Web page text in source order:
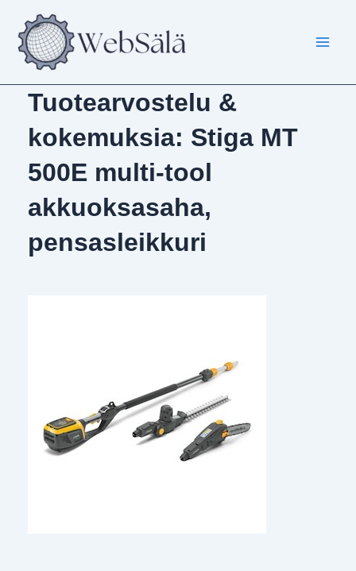
sisältöön
Tuotearvostelu &
kokemuksia: Stiga MT
500E multi-tool
akkuoksasaha,
pensasleikkuri